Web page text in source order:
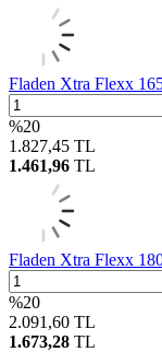
Fladen Xtra Flexx
%20
1.827,45 TL
1.461,96 TL
Fladen Xtra Flexx
%20
2.091,60 TL
1.673,28 TL